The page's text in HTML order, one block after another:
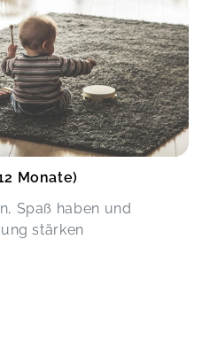
Monate)
Spaß haben und
stärken